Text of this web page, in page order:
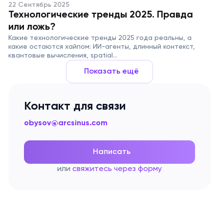
22 Сентябрь 2025
Технологические тренды 2025. Правда
или ложь?
Какие технологические тренды 2025 года реальны, а
какие остаются хайпом: ИИ-агенты, длинный контекст,
квантовые вычисления, spatial...
Показать ещё
Контакт для связи
obysov@arcsinus.com
Написать
или свяжитесь через форму